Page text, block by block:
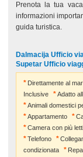
Prenota la tua
informazioni
guida turistica.
Dalmacija Ufficio
Supetar Ufficio
Direttamente al
Inclusive
Adatto
Animali domestici
Appartamento
Camera con più letti
Telefono
condizionata